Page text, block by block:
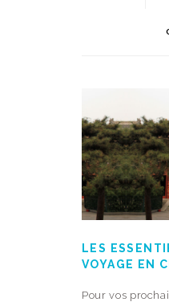
LES
VOYAGE EN
Pour vos